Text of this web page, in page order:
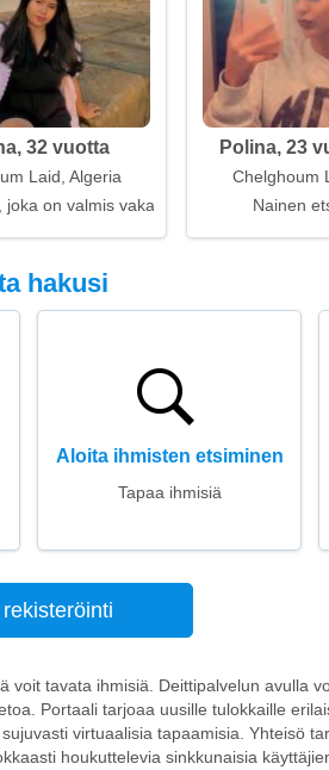
32 vuotta
Laid, Algeria
joka on valmis vakavaan suhteeseen
Polina, 23
Chelghoum
Nainen
hakusi
Aloita ihmisten etsiminen
Tapaa ihmisiä
voit tavata ihmisiä. Deittipalvelun avulla
Portaali tarjoaa uusille tulokkaille
virtuaalisia tapaamisia. Yhteisö
houkuttelevia sinkkunaisia